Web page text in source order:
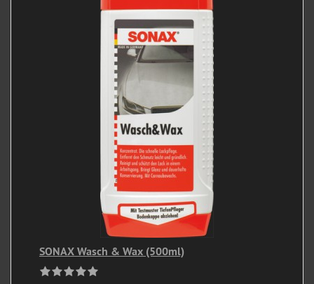
SONAX Wasch & Wax (500ml)